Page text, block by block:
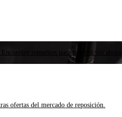
repuestos para su vehículo ahora
ofertas del mercado de reposición.